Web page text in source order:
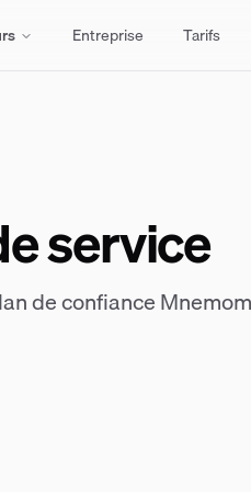
Entreprise Tarifs
service
de confiance Mnemom